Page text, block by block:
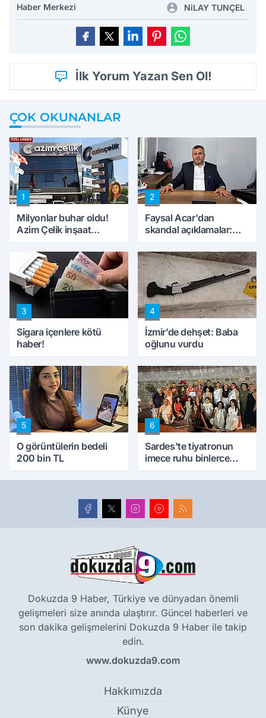
Haber Merkezi NiLAY TUNÇEL
İlk Yorum Yazan Sen Ol!
ÇOK OKUNANLAR
1
Milyonlar buhar oldu!
Azim Çelik inşaat
konuştu
2
Faysal Acar'dan
skandal açıklamalar:
peynircilerimizi de
kıskaca aldı, müdahale
ettik'
3
Sigara içenlere kötü
haber!
4
İzmir’de dehşet: Baba
oğlunu vurdu
5
O görüntülerin bedeli
200 bin TL
6
Sardes'te tiyatronun
imece ruhu binlerce
Dokuzda 9 Haber, Türkiye ve dünyadan önemli
gelişmeleri size anında ulaştırır. Güncel haberleri ve
son dakika gelişmelerini Dokuzda 9 Haber ile takip
edin.
www.dokuzda9.com
Hakkımızda
Künye